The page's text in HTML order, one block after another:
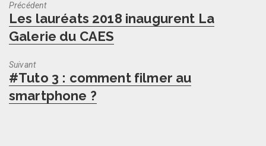
Précédent
Previous
post:
Les lauréats 2018 inaugurent La
Galerie du CAES
Suivant
Next
post:
#Tuto 3 : comment filmer au
smartphone ?